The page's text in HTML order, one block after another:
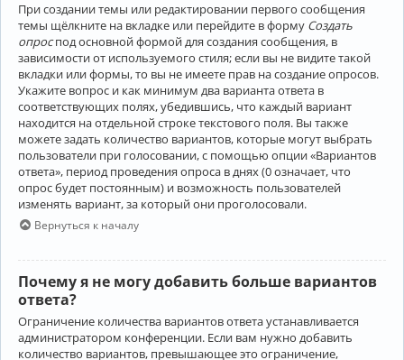
При создании темы или редактировании первого сообщения
темы щёлкните на вкладке или перейдите в форму Создать
опроспод основной формой для создания сообщения, в
зависимости от используемого стиля; если вы не видите такой
вкладки или формы, то вы не имеете прав на создание опросов.
Укажите вопрос и как минимум два варианта ответа в
соответствующих полях, убедившись, что каждый вариант
находится на отдельной строке текстового поля. Вы также
можете задать количество вариантов, которые могут выбрать
пользователи при голосовании, с помощью опции «Вариантов
ответа», период проведения опроса в днях (0 означает, что
опрос будет постоянным) и возможность пользователей
изменять вариант, за который они проголосовали.
Вернуться к началу
Почему я не могу добавить больше вариантов
ответа?
Ограничение количества вариантов ответа устанавливается
администратором конференции. Если вам нужно добавить
количество вариантов, превышающее это ограничение,